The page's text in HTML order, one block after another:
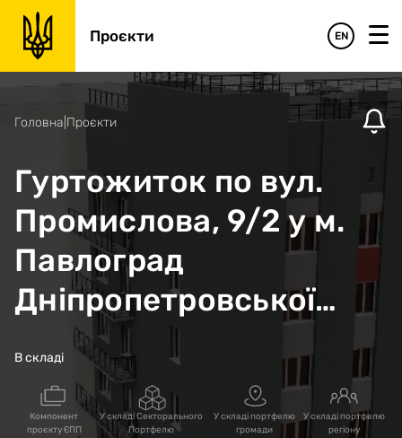
Проєкти EN
Головна Проєкти
Гуртожиток по вул.
Промислова, 9/2 у м.
Павлоград
Дніпропетровської
області (житло для
внутрішньо
переміщених осіб).
В складі
Компонент
проєкту ЄПП
У складі Секторального
Портфелю
У складі портфелю
громади
У складі портфелю
регіону